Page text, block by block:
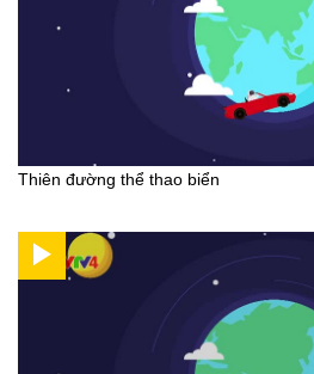
Thiên đường thể thao biển